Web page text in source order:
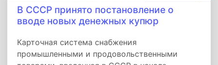
В СССР принято постановление о
вводе новых денежных купюр
Карточная система снабжения
промышленными и продовольственными